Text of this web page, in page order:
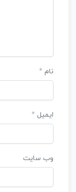
نام *
ایمیل *
وب‌ سایت